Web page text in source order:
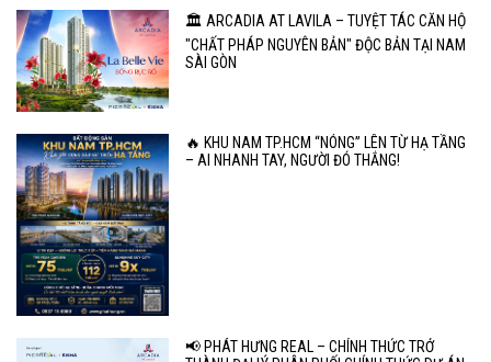
🏛️ ARCADIA AT LAVILA – TUYỆT TÁC CĂN HỘ
"CHẤT PHÁP NGUYÊN BẢN" ĐỘC BẢN TẠI NAM
SÀI GÒN
🔥 KHU NAM TP.HCM “NÓNG” LÊN TỪ HẠ TẦNG
– AI NHANH TAY, NGƯỜI ĐÓ THẮNG!
📢 PHÁT HƯNG REAL – CHÍNH THỨC TRỞ